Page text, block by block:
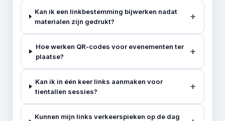
Kan ik een linkbestemming bijwerken nadat
materialen zijn gedrukt?
Hoe werken QR-codes voor evenementen ter
plaatse?
Kan ik in één keer links aanmaken voor
tientallen sessies?
Kunnen mijn links verkeerspieken op de dag